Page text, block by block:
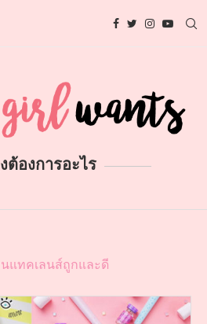
ต้องการอะไร
แทคเลนส์ถูกและดี